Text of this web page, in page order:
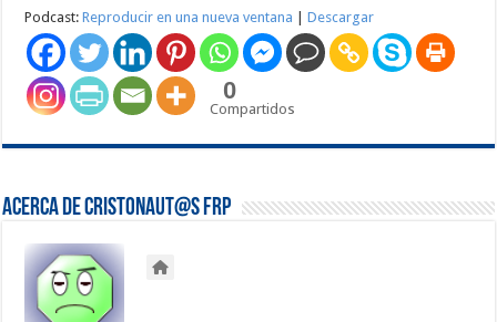
Podcast:Reproducir en una nueva ventana |Descargar
0
Compartidos
Acerca de Cristonaut@s FRP